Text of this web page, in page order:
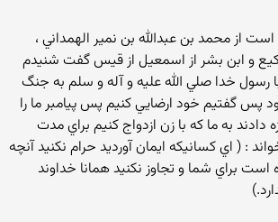
از محمد بن عبدالله بن نمير الهمداني ،
و ابن بشر از اسمعيل از قيس گفت شنيدم
رسول خدا صلي الله عليه و آله و سلم به جنگ
پس گفتيم خود ارضايي كنيم پس پيامبر ما را
به ما كه با زن ازدواج كنيم براي مدت
: ( اي كسانيكه ايمان آورديد حرام نكنيد آنچه
است براي شما و تجاوز نكنيد همانا خداوند